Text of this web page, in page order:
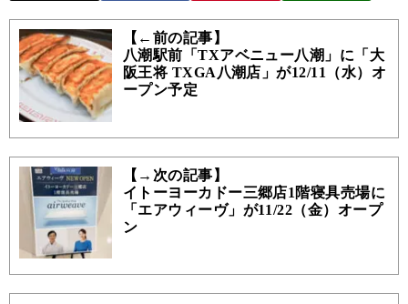
【←前の記事】
八潮駅前「TXアベニュー八潮」に「大
阪王将 TXGA八潮店」が12/11（水）オ
ープン予定
【→次の記事】
イトーヨーカドー三郷店1階寝具売場に
「エアウィーヴ」が11/22（金）オープ
ン